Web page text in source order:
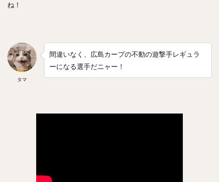
ね！
タマ
間違いなく、広島カープの不動の遊撃手レギュラ
ーになる選手だニャー！